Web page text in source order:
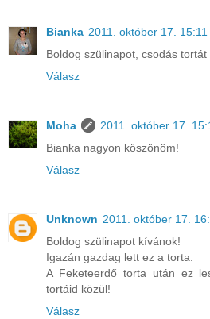
Bianka 2011. október 17. 15:11
Boldog szülinapot, csodás
Válasz
Moha
2011. október 17.
Bianka nagyon köszönöm!
Válasz
Unknown 2011. október 17.
Boldog szülinapot kívánok!
Igazán gazdag lett ez a torta.
A Feketeerdő torta után ez
tortáid közül!
Válasz